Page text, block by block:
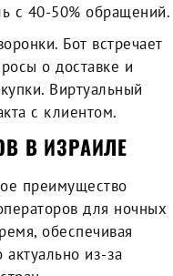
с 40-50% обращений.
Бот встречает
о доставке и
Виртуальный
с клиентом.
В ИЗРАИЛЕ
преимущество
для ночных
обеспечивая
из-за